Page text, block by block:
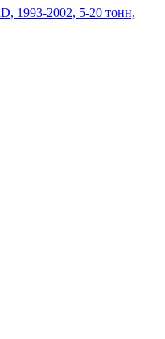
1993-2002, 5-20 тонн,